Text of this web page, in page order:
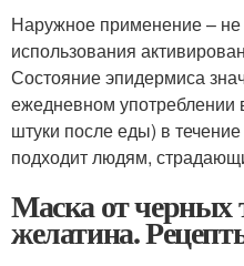
Наружное применение –
использования
Состояние эпидермиса
ежедневном употреблении
штуки после еды) в
подходит людям,
Маска от черных
желатина.